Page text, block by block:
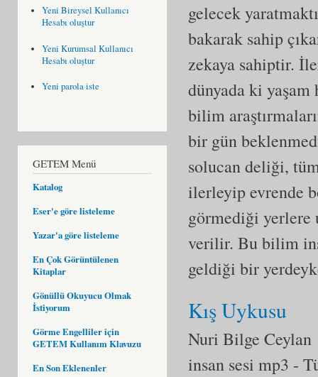
Yeni Bireysel Kullanıcı
Hesabı oluştur
Yeni Kurumsal Kullanıcı
Hesabı oluştur
Yeni parola iste
GETEM Menü
Katalog
Eser'e göre listeleme
Yazar'a göre listeleme
En Çok Görüntülenen
Kitaplar
Gönüllü Okuyucu Olmak
İstiyorum
Görme Engelliler için
GETEM Kullanım Klavuzu
En Son Eklenenler
gelecek
bakarak sahip
zekaya sahiptir.
dünyada ki yaşam
bilim
bir gün
solucan deliği,
ilerleyip evrende
görmediği yerlere
verilir. Bu bilim
geldiği bir
Kış Uykusu
Nuri Bilge Ceylan
insan sesi mp3 -